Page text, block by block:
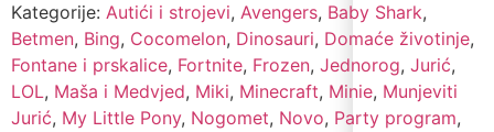
Kategorije: Autići i strojevi, Avengers, Baby Shark,
Betmen, Bing, Cocomelon, Dinosauri, Domaće životinje,
Fontane i prskalice, Fortnite, Frozen, Jednorog, Jurić,
LOL, Maša i Medvjed, Miki, Minecraft, Minie, Munjeviti
Jurić, My Little Pony, Nogomet, Novo, Party program,